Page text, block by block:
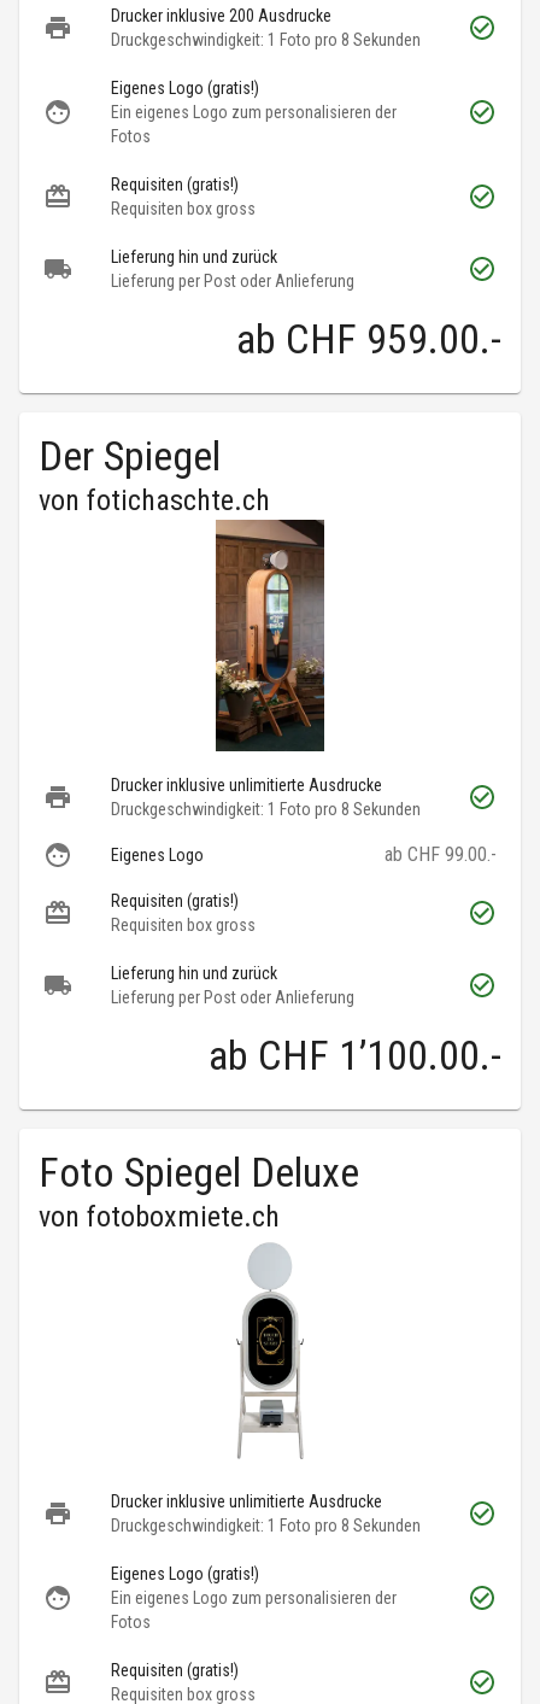
Drucker inklusive 200 Ausdrucke
Druckgeschwindigkeit: 1 Foto pro 8 Sekunden
Eigenes Logo (gratis!)
Ein eigenes Logo zum personalisieren der
Fotos
Requisiten (gratis!)
Requisiten box gross
Lieferung hin und zurück
Lieferung per Post oder Anlieferung
ab CHF 959.00.-
Der Spiegel
von fotichaschte.ch
Drucker inklusive unlimitierte Ausdrucke
Druckgeschwindigkeit: 1 Foto pro 8 Sekunden
Eigenes Logo ab CHF 99.00.-
Requisiten (gratis!)
Requisiten box gross
Lieferung hin und zurück
Lieferung per Post oder Anlieferung
ab CHF 1’100.00.-
Foto Spiegel Deluxe
von fotoboxmiete.ch
Drucker inklusive unlimitierte Ausdrucke
Druckgeschwindigkeit: 1 Foto pro 8 Sekunden
Eigenes Logo (gratis!)
Ein eigenes Logo zum personalisieren der
Fotos
Requisiten (gratis!)
Requisiten box gross